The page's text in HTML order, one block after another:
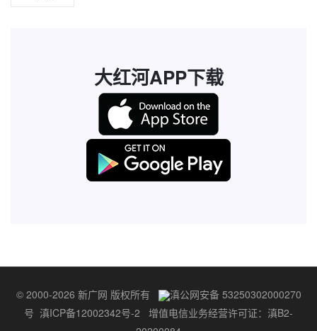
大红河APP下载
© 2000-2026 新广网 版权所有
滇公网安备 53250302000270
号 滇ICP备12002342号-2 增值电信业务经营许可证：滇B2-